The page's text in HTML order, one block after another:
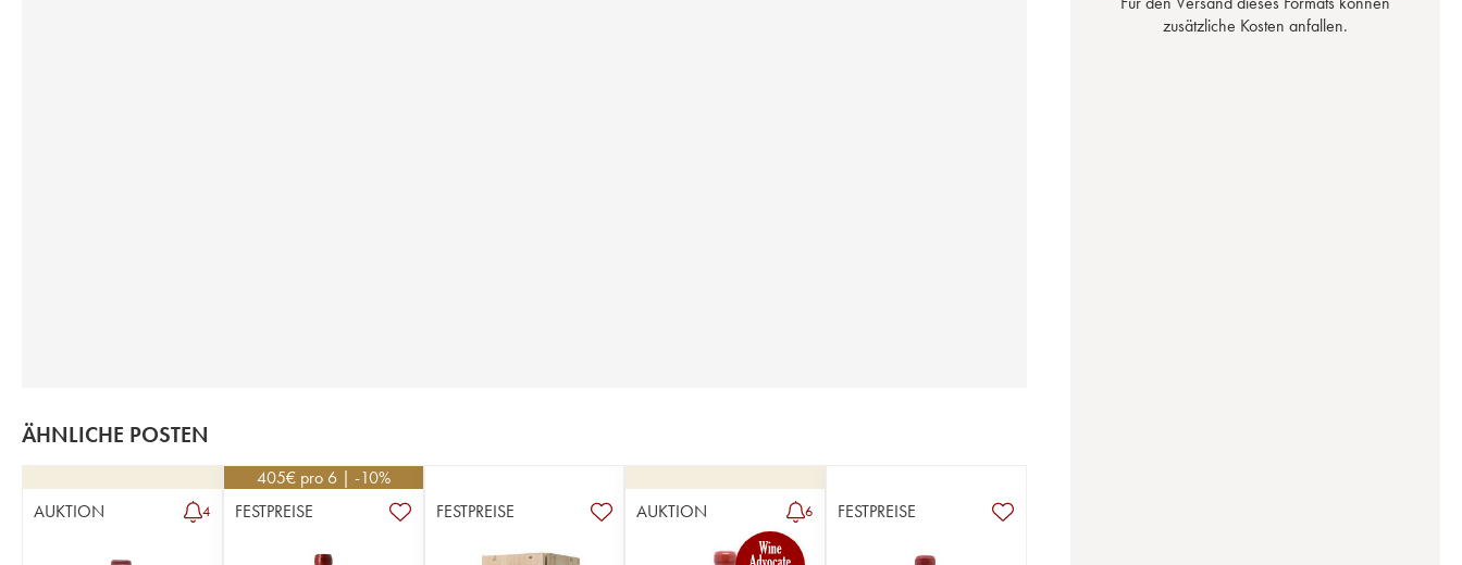
ÄHNLICHE POSTEN
AUKTION 4
405€ pro 6 | -10%
FESTPREISE
FESTPREISE AUKTION 6 FESTPREISE
zusätzliche Kosten anfallen.